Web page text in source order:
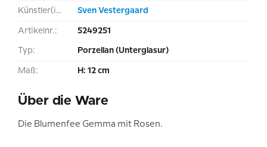
Künstler(in): Sven Vestergaard
Artikelnr.: 5249251
Typ: Porzellan (Unterglasur)
Maß: H: 12 cm
Über die Ware
Die Blumenfee Gemma mit Rosen.